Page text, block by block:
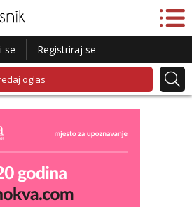
se Registriraj se
oglas